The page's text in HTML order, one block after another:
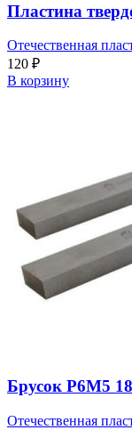
Пластина
Отечественная
120 ₽
В корзину
Брусок Р6М5
Отечественная